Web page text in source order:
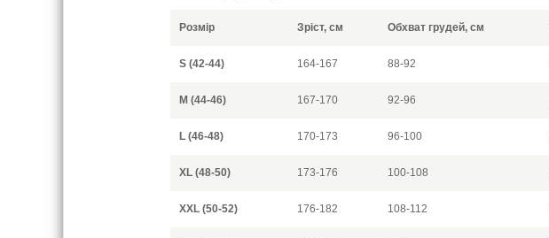
Розмір Зріст, см Обхват грудей, см
S (42-44) 164-167 88-92
M (44-46) 167-170 92-96
L (46-48) 170-173 96-100
XL (48-50) 173-176 100-108
XXL (50-52) 176-182 108-112